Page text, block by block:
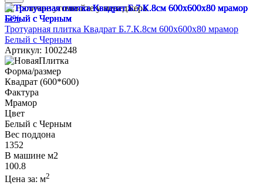
Наличие уточняйте у менеджера
-3%
Тротуарная плитка Квадрат Б.7.К.8см 600х600х80 мрамор
Белый с Черным
Артикул: 1002248
Форма/размер
Квадрат (600*600)
Фактура
Мрамор
Цвет
Белый с Черным
Вес поддона
1352
В машине м2
100.8
Цена за: м2